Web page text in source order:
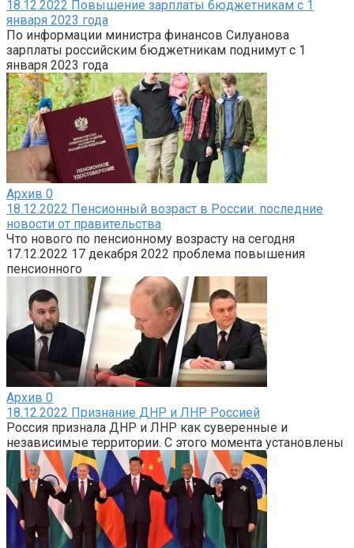
18.12.2022 Повышение зарплаты бюджетникам с 1
января 2023 года
По информации министра финансов Силуанова
зарплаты российским бюджетникам поднимут с 1
января 2023 года
Архив 0
18.12.2022 Пенсионный возраст в России: последние
новости от правительства
Что нового по пенсионному возрасту на сегодня
17.12.2022 17 декабря 2022 проблема повышения
пенсионного
Архив 0
18.12.2022 Признание ДНР и ЛНР Россией
Россия признала ДНР и ЛНР как суверенные и
независимые территории. С этого момента установлены